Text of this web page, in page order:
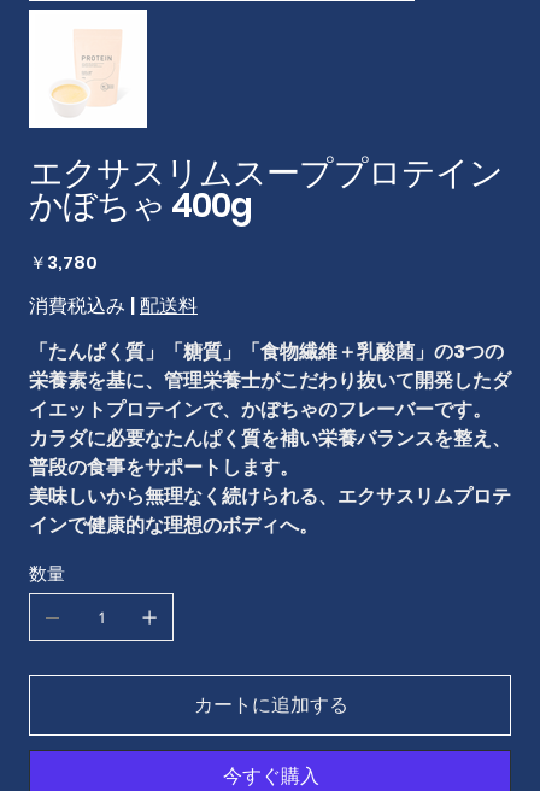
エクサスリムスーププロテイン
かぼちゃ 400g
価
￥3,780
消費税込み |配送料
「たんぱく質」「糖質」「食物繊維＋乳酸菌」の3つの
栄養素を基に、管理栄養士がこだわり抜いて開発したダ
イエットプロテインで、かぼちゃのフレーバーです。
カラダに必要なたんぱく質を補い栄養バランスを整え、
普段の食事をサポートします。
美味しいから無理なく続けられる、エクサスリムプロテ
インで健康的な理想のボディへ。
数量
カートに追加する
今すぐ購入